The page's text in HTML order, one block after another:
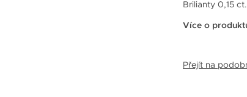
Brilianty 0,15 ct.
Více o
Přejít na